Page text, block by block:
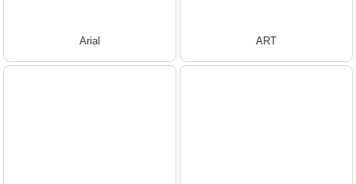
Arial ART